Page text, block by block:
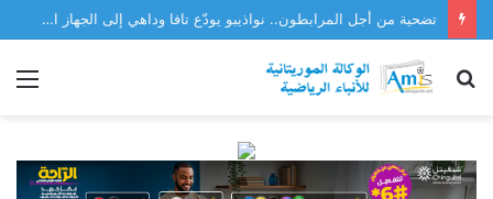
تضحية من أجل المرابطون.. نواذيبو يودّع تافا وداهي إلى الجهاز الفني للمنتخب
بحث